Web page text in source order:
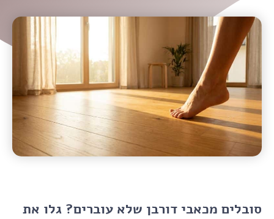
סובלים מכאבי דורבן שלא עוברים? גלו את